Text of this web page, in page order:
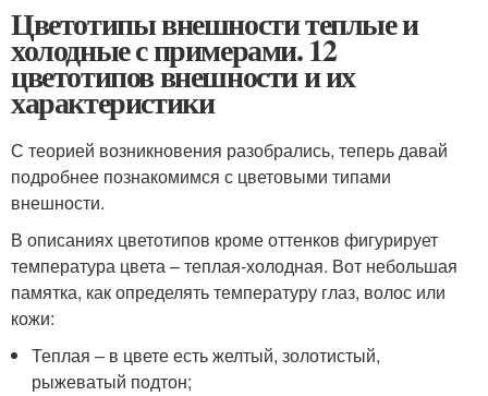
Цветотипы внешности теплые и
холодные с примерами. 12
цветотипов внешности и их
характеристики
С теорией возникновения разобрались, теперь давай
подробнее познакомимся с цветовыми типами
внешности.
В описаниях цветотипов кроме оттенков фигурирует
температура цвета – теплая-холодная. Вот небольшая
памятка, как определять температуру глаз, волос или
кожи:
Теплая – в цвете есть желтый, золотистый,
рыжеватый подтон;